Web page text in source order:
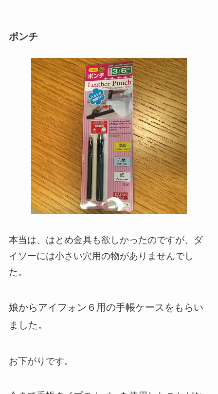
ポンチ
本当は、はとめ金具も欲しかったのですが、ダ
イソーには小さい穴用の物がありませんでし
た。
娘からアイフォン６用の手帳ケースをもらい
ました。
お下がりです。